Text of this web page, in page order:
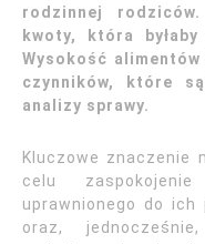
rodzinnej
kwoty, która
Wysokość
czynników, które
analizy sprawy.
Kluczowe znaczenie
celu zaspokojenie
uprawnionego do ich
oraz,